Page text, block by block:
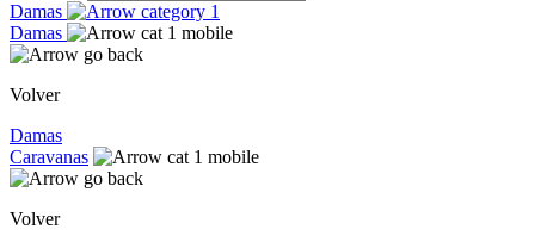
Damas
Damas
Volver
Damas
Caravanas
Volver